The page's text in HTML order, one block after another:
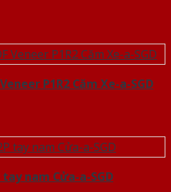
P1R2 Căm Xe-a-SGD
tay nam Cửa-a-SGD